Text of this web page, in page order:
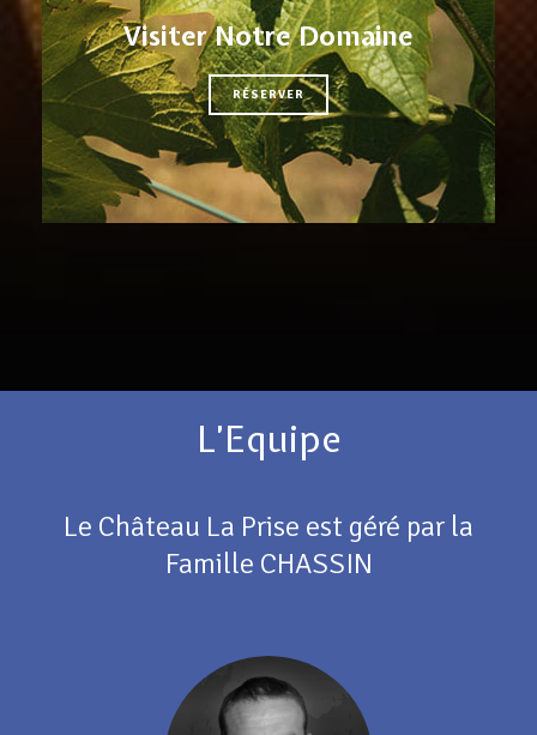
Visiter Notre Domaine
RÉSERVER
L’Equipe
Le Château La Prise est géré par la
Famille CHASSIN